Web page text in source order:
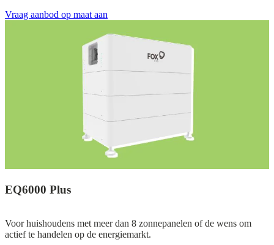
Vraag aanbod op maat aan
EQ6000 Plus
Voor huishoudens met meer dan 8 zonnepanelen of de wens om
actief te handelen op de energiemarkt.